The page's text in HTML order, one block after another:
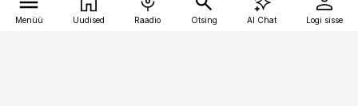
Menüü Uudised Raadio Otsing AI Chat Logi sisse